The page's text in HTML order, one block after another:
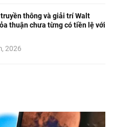
thông và giải trí Walt
thuận chưa từng có tiền lệ với
2026